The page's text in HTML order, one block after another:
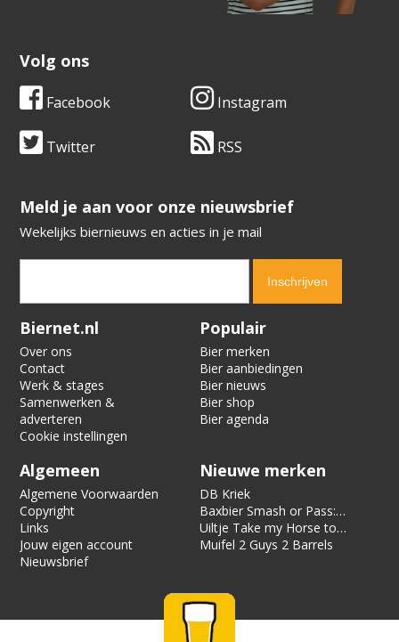
Volg ons
Facebook Instagram
Twitter RSS
​​​​​​​Meld je aan voor onze nieuwsbrief
Wekelijks biernieuws en acties in je mail
Verification code:
Biernet.nl
Over ons
Contact
Werk & stages
Samenwerken &
adverteren
Cookie instellingen
Populair
Bier merken
Bier aanbiedingen
Bier nieuws
Bier shop
Bier agenda
Algemeen
Algemene Voorwaarden
Copyright
Links
Jouw eigen account
Nieuwsbrief
Nieuwe merken
DB Kriek
Baxbier Smash or Pass:
Strata
Uiltje Take my Horse to
the Hotel Room
Muifel 2 Guys 2 Barrels